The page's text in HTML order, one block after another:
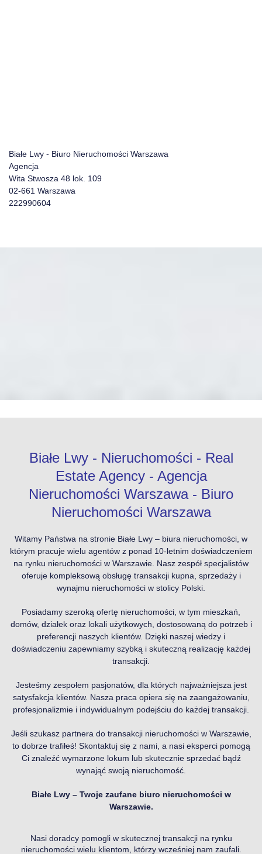
Białe Lwy - Biuro Nieruchomości Warszawa
Agencja
Wita Stwosza 48 lok. 109
02-661 Warszawa
222990604
Białe Lwy - Nieruchomości - Real
Estate Agency - Agencja
Nieruchomości Warszawa - Biuro
Nieruchomości Warszawa
Witamy Państwa na stronie Białe Lwy – biura nieruchomości, w
którym pracuje wielu agentów z ponad 10-letnim doświadczeniem
na rynku nieruchomości w Warszawie. Nasz zespół specjalistów
oferuje kompleksową obsługę transakcji kupna, sprzedaży i
wynajmu nieruchomości w stolicy Polski.
Posiadamy szeroką ofertę nieruchomości, w tym mieszkań,
domów, działek oraz lokali użytkowych, dostosowaną do potrzeb i
preferencji naszych klientów. Dzięki naszej wiedzy i
doświadczeniu zapewniamy szybką i skuteczną realizację każdej
transakcji.
Jesteśmy zespołem pasjonatów, dla których najważniejsza jest
satysfakcja klientów. Nasza praca opiera się na zaangażowaniu,
profesjonalizmie i indywidualnym podejściu do każdej transakcji.
Jeśli szukasz partnera do transakcji nieruchomości w Warszawie,
to dobrze trafiłeś! Skontaktuj się z nami, a nasi eksperci pomogą
Ci znaleźć wymarzone lokum lub skutecznie sprzedać bądź
wynająć swoją nieruchomość.
Białe Lwy – Twoje zaufane biuro nieruchomości w
Warszawie.
Nasi doradcy pomogli w skutecznej transakcji na rynku
nieruchomości wielu klientom, którzy wcześniej nam zaufali.